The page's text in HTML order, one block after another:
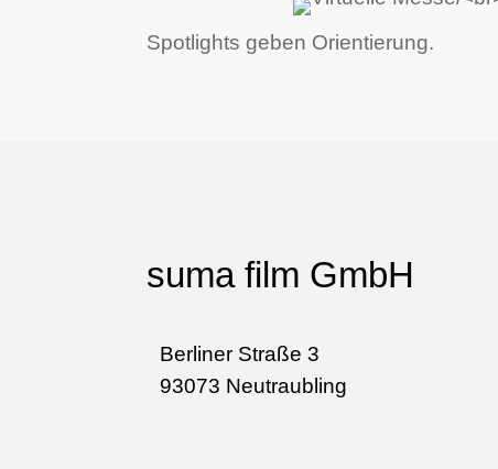
Spotlights geben Orientierung.
suma film GmbH
Berliner Straße 3
93073 Neutraubling